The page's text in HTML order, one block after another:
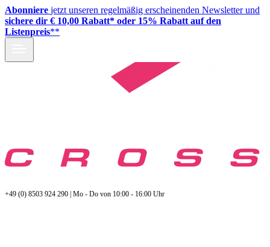
Abonniere jetzt unseren regelmäßig erscheinenden Newsletter und
sichere dir € 10,00 Rabatt* oder 15% Rabatt auf den
Listenpreis**
+49 (0) 8503 924 290 | Mo - Do von 10:00 - 16:00 Uhr